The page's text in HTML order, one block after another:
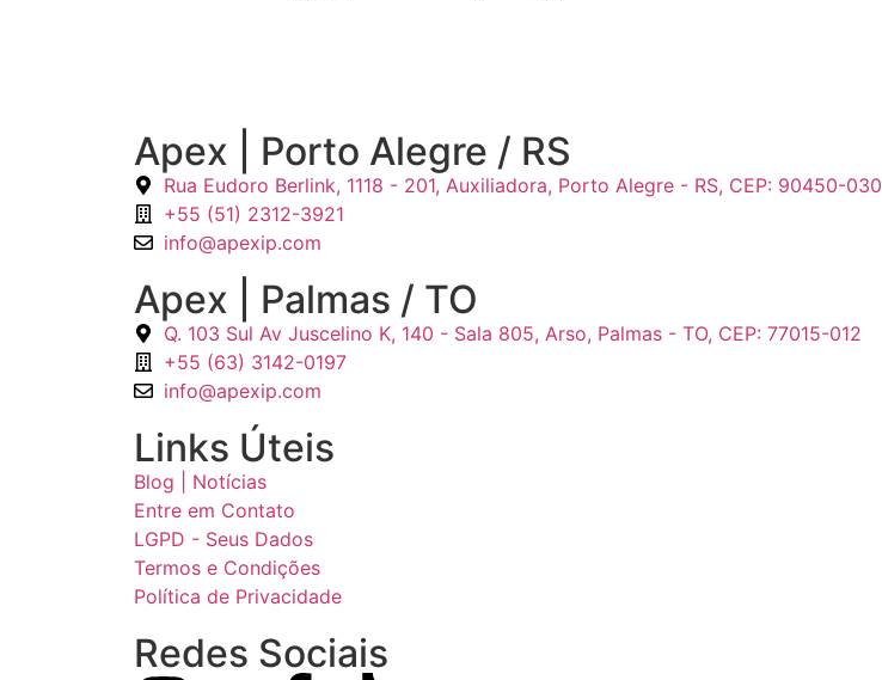
Apex | Porto Alegre / RS
Rua Eudoro Berlink, 1118 - 201, Auxiliadora, Porto Alegre - RS, CEP: 90450-030
+55 (51) 2312-3921
info@apexip.com
Apex | Palmas / TO
Q. 103 Sul Av Juscelino K, 140 - Sala 805, Arso, Palmas - TO, CEP: 77015-012
+55 (63) 3142-0197
info@apexip.com
Links Úteis
Blog | Notícias
Entre em Contato
LGPD - Seus Dados
Termos e Condições
Política de Privacidade
Redes Sociais